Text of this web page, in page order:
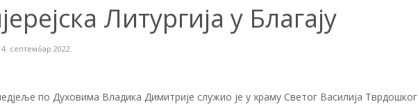
Литургија у Благају
4. септембар 2022.
по Духовима Владика Димитрије служио је у храму Светог Василија Тврдошког